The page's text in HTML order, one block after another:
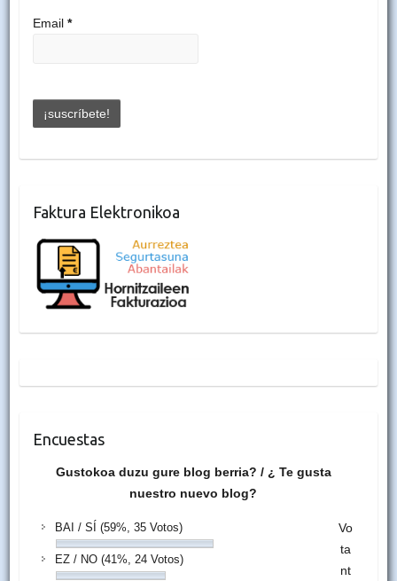
Email *
Faktura Elektronikoa
Encuestas
Gustokoa duzu gure blog berria? / ¿ Te gusta
nuestro nuevo blog?
BAI / SÍ (59%, 35 Votos)
EZ / NO (41%, 24 Votos)
Vo
ta
nt